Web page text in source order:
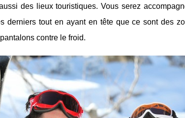
des lieux touristiques. Vous serez
derniers tout en ayant en tête que ce sont des
contre le froid.